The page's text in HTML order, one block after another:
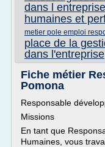
dans l entreprise
humaines et
metier pole emploi
place de la
dans l'entreprise
Fiche métier
Pomona
Responsable
Missions
En tant que
Humaines, vous